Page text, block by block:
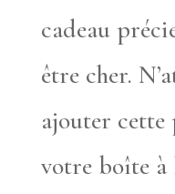
cadeau
être cher.
ajouter cette
votre boîte à